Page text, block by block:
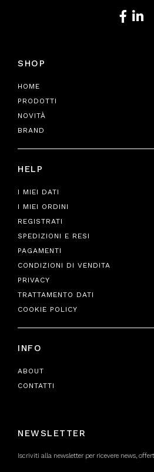
SHOP
HOME
PRODOTTI
NOVITÀ
BRAND
HELP
I MIEI DATI
I MIEI ORDINI
REGISTRATI
SPEDIZIONI E RESI
PAGAMENTI
CONDIZIONI DI VENDITA
PRIVACY
TRATTAMENTO DATI
COOKIE POLICY
INFO
ABOUT
CONTATTI
NEWSLETTER
Iscriviti alla newsletter per ricevere news,